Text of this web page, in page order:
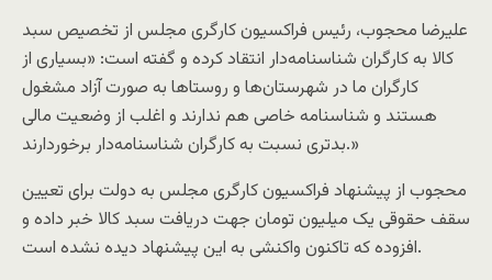
علیرضا محجوب، رئیس فراکسیون کارگری مجلس از تخصیص سبد
کالا به کارگران شناسنامه‌دار انتقاد کرده و گفته است: «بسیاری از
کارگران ما در شهرستان‌ها و روستاها به صورت آزاد مشغول
هستند و شناسنامه خاصی هم ندارند و اغلب از وضعیت مالی
بدتری نسبت به کارگران شناسنامه‌دار برخوردارند.»
محجوب از پیشنهاد فراکسیون کارگری مجلس به دولت برای تعیین
سقف حقوقی یک میلیون تومان جهت دریافت سبد کالا خبر داده و
افزوده که تاکنون واکنشی به این پیشنهاد دیده نشده است.